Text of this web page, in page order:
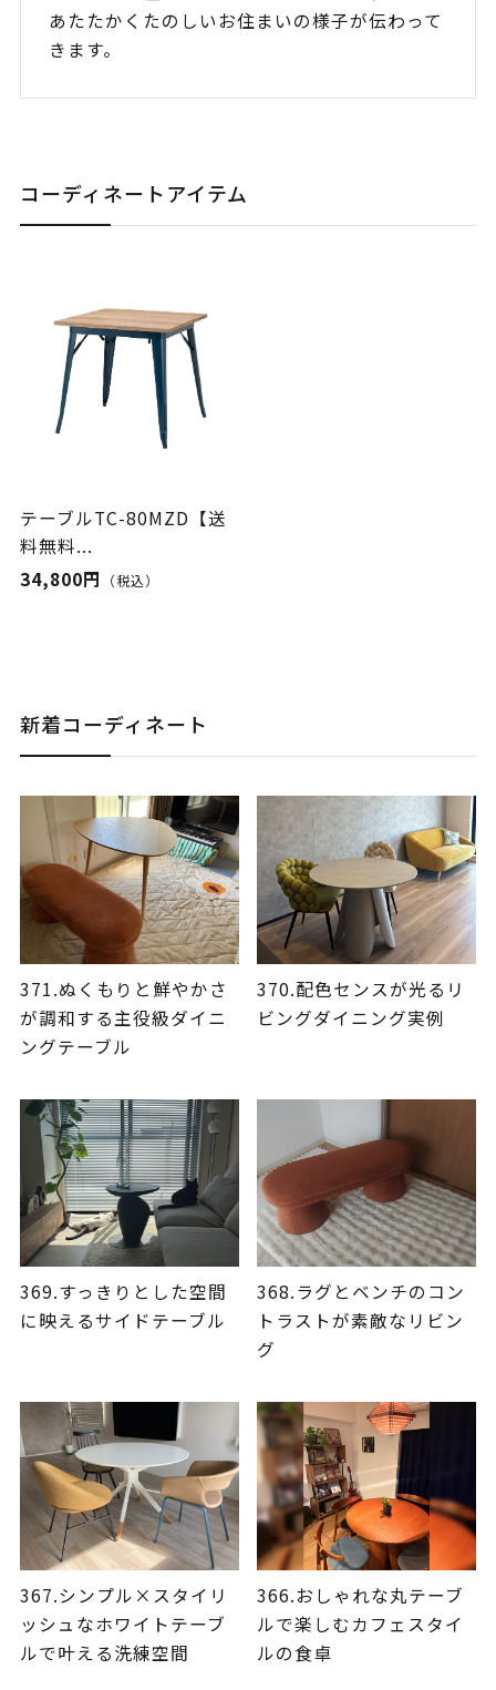
あたたかくたのしいお住まいの様子が伝わって
きます。
コーディネートアイテム
テーブルTC-80MZD【送
料無料...
34,800円
（税込）
新着コーディネート
371.ぬくもりと鮮やかさ
が調和する主役級ダイニ
ングテーブル
370.配色センスが光るリ
ビングダイニング実例
369.すっきりとした空間
に映えるサイドテーブル
368.ラグとベンチのコン
トラストが素敵なリビン
グ
367.シンプル×スタイリ
ッシュなホワイトテーブ
ルで叶える洗練空間
366.おしゃれな丸テーブ
ルで楽しむカフェスタイ
ルの食卓